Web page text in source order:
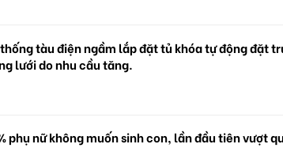
thống tàu điện ngầm lắp đặt tủ khóa tự động đặt
lưới do nhu cầu tăng.
phụ nữ không muốn sinh con, lần đầu tiên vượt